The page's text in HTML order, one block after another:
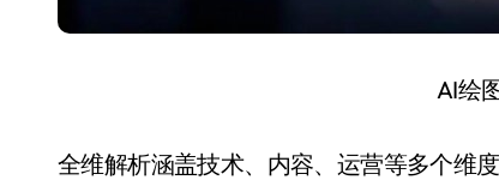
AI绘
全维解析涵盖技术、内容、运营等多个维